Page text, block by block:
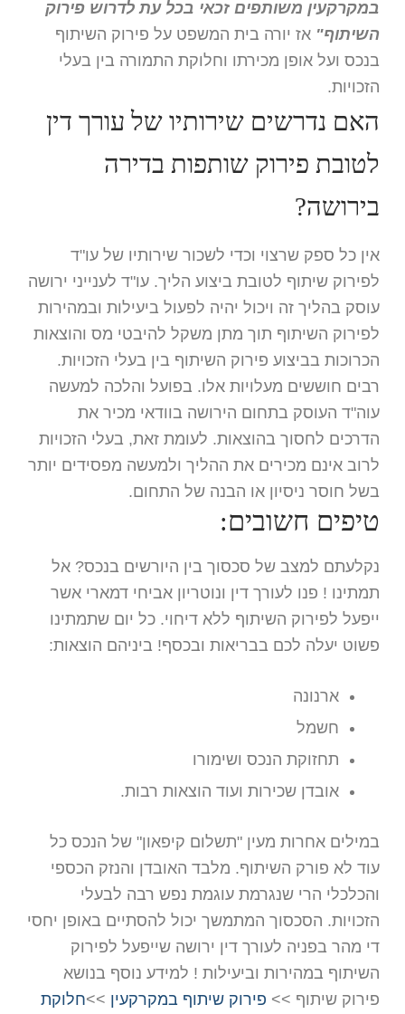
במקרקעין משותפים זכאי בכל עת לדרוש פירוק
השיתוף" אז יורה בית המשפט על פירוק השיתוף
בנכס ועל אופן מכירתו וחלוקת התמורה בין בעלי
הזכויות.
האם נדרשים שירותיו של עורך דין
לטובת פירוק שותפות בדירה
בירושה?
אין כל ספק שרצוי וכדי לשכור שירותיו של עו"ד
לפירוק שיתוף לטובת ביצוע הליך. עו"ד לענייני ירושה
עוסק בהליך זה ויכול יהיה לפעול ביעילות ובמהירות
לפירוק השיתוף תוך מתן משקל להיבטי מס והוצאות
הכרוכות בביצוע פירוק השיתוף בין בעלי הזכויות.
רבים חוששים מעלויות אלו. בפועל והלכה למעשה
עוה"ד העוסק בתחום הירושה בוודאי מכיר את
הדרכים לחסוך בהוצאות. לעומת זאת, בעלי הזכויות
לרוב אינם מכירים את ההליך ולמעשה מפסידים יותר
בשל חוסר ניסיון או הבנה של התחום.
טיפים חשובים:
נקלעתם למצב של סכסוך בין היורשים בנכס? אל
תמתינו ! פנו לעורך דין ונוטריון אביחי דמארי אשר
ייפעל לפירוק השיתוף ללא דיחוי. כל יום שתמתינו
פשוט יעלה לכם בבריאות ובכסף! ביניהם הוצאות:
ארנונה
חשמל
תחזוקת הנכס ושימורו
אובדן שכירות ועוד הוצאות רבות.
במילים אחרות מעין "תשלום קיפאון" של הנכס כל
עוד לא פורק השיתוף. מלבד האובדן והנזק הכספי
והכלכלי הרי שנגרמת עוגמת נפש רבה לבעלי
הזכויות. הסכסוך המתמשך יכול להסתיים באופן יחסי
די מהר בפניה לעורך דין ירושה שייפעל לפירוק
השיתוף במהירות וביעילות ! למידע נוסף בנושא
פירוק שיתוף >> פירוק שיתוף במקרקעין >>חלוקת